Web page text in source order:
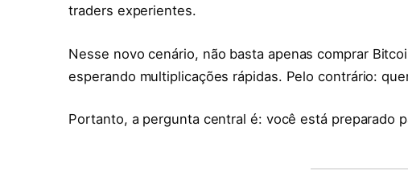
traders experientes.
Nesse novo cenário, não basta apenas comprar
esperando multiplicações rápidas. Pelo contrário:
Portanto, a pergunta central é: você está preparado